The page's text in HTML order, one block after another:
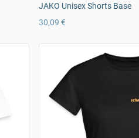
JAKO Unisex Shorts Base
30,09 €